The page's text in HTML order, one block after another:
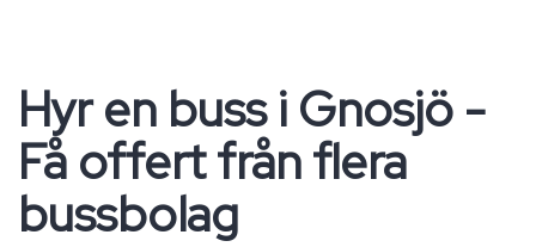
Hyr en buss i Gnosjö -
Få offert från flera
bussbolag